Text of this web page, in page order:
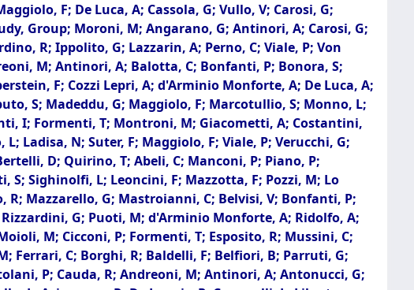
F; De Luca, A; Cassola, G; Vullo, V; Carosi, G;
Group; Moroni, M; Angarano, G; Antinori, A; Carosi, G;
R; Ippolito, G; Lazzarin, A; Perno, C; Viale, P; Von
M; Antinori, A; Balotta, C; Bonfanti, P; Bonora, S;
F; Cozzi Lepri, A; d'Arminio Monforte, A; De Luca, A;
S; Madeddu, G; Maggiolo, F; Marcotullio, S; Monno, L;
I; Formenti, T; Montroni, M; Giacometti, A; Costantini,
Ladisa, N; Suter, F; Maggiolo, F; Viale, P; Verucchi, G;
D; Quirino, T; Abeli, C; Manconi, P; Piano, P;
S; Sighinolfi, L; Leoncini, F; Mazzotta, F; Pozzi, M; Lo
R; Mazzarello, G; Mastroianni, C; Belvisi, V; Bonfanti, P;
G; Puoti, M; d'Arminio Monforte, A; Ridolfo, A;
M; Cicconi, P; Formenti, T; Esposito, R; Mussini, C;
Ferrari, C; Borghi, R; Baldelli, F; Belfiori, B; Parruti, G;
P; Cauda, R; Andreoni, M; Antinori, A; Antonucci, G;